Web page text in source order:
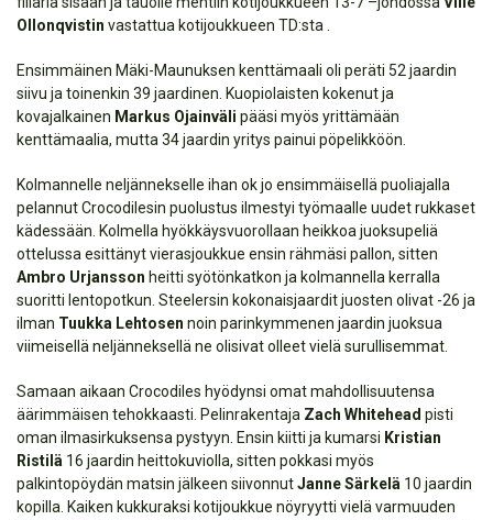
Ollonqvistin vastattua kotijoukkueen TD:sta .
Ensimmäinen Mäki-Maunuksen kenttämaali oli peräti 52 jaardin
siivu ja toinenkin 39 jaardinen. Kuopiolaisten kokenut ja
kovajalkainen Markus Ojainväli pääsi myös yrittämään
kenttämaalia, mutta 34 jaardin yritys painui pöpelikköön.
Kolmannelle neljännekselle ihan ok jo ensimmäisellä puoliajalla
pelannut Crocodilesin puolustus ilmestyi työmaalle uudet rukkaset
kädessään. Kolmella hyökkäysvuorollaan heikkoa juoksupeliä
ottelussa esittänyt vierasjoukkue ensin rähmäsi pallon, sitten
Ambro Urjansson heitti syötönkatkon ja kolmannella kerralla
suoritti lentopotkun. Steelersin kokonaisjaardit juosten olivat -26 ja
ilman Tuukka Lehtosen noin parinkymmenen jaardin juoksua
viimeisellä neljänneksellä ne olisivat olleet vielä surullisemmat.
Samaan aikaan Crocodiles hyödynsi omat mahdollisuutensa
äärimmäisen tehokkaasti. Pelinrakentaja Zach Whitehead pisti
oman ilmasirkuksensa pystyyn. Ensin kiitti ja kumarsi Kristian
Ristilä 16 jaardin heittokuviolla, sitten pokkasi myös
palkintopöydän matsin jälkeen siivonnutJanne Särkelä 10 jaardin
kopilla. Kaiken kukkuraksi kotijoukkue nöyryytti vielä varmuuden